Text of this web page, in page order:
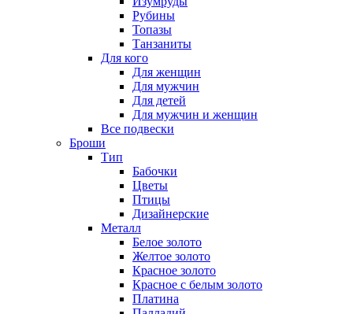
Рубины
Топазы
Танзаниты
Для кого
Для женщин
Для мужчин
Для детей
Для мужчин и женщин
Все подвески
Броши
Тип
Бабочки
Цветы
Птицы
Дизайнерские
Металл
Белое золото
Желтое золото
Красное золото
Красное с белым золото
Платина